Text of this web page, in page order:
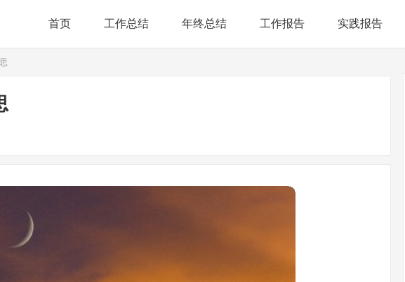
首页 工作总结 年终总结 工作报告 实践报告